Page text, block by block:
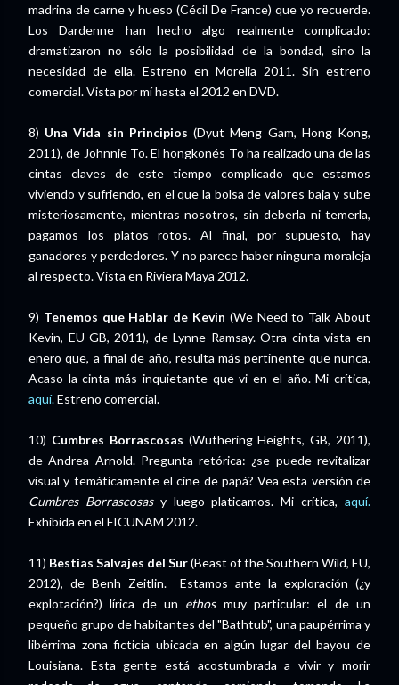
madrina de carne y hueso (Cécil De France) que yo recuerde.
Los Dardenne han hecho algo realmente complicado:
dramatizaron no sólo la posibilidad de la bondad, sino la
necesidad de ella. Estreno en Morelia 2011. Sin estreno
comercial. Vista por mí hasta el 2012 en DVD.
8) Una Vida sin Principios (Dyut Meng Gam, Hong Kong,
2011), de Johnnie To. El hongkonés To ha realizado una de las
cintas claves de este tiempo complicado que estamos
viviendo y sufriendo, en el que la bolsa de valores baja y sube
misteriosamente, mientras nosotros, sin deberla ni temerla,
pagamos los platos rotos. Al final, por supuesto, hay
ganadores y perdedores. Y no parece haber ninguna moraleja
al respecto. Vista en Riviera Maya 2012.
9) Tenemos que Hablar de Kevin (We Need to Talk About
Kevin, EU-GB, 2011), de Lynne Ramsay. Otra cinta vista en
enero que, a final de año, resulta más pertinente que nunca.
Acaso la cinta más inquietante que vi en el año. Mi crítica,
aquí.Estreno comercial.
10) Cumbres Borrascosas (Wuthering Heights, GB, 2011),
de Andrea Arnold. Pregunta retórica: ¿se puede revitalizar
visual y temáticamente el cine de papá? Vea esta versión de
Cumbres Borrascosasy luego platicamos. Mi crítica,aquí.
Exhibida en el FICUNAM 2012.
11) Bestias Salvajes del Sur(Beast of the Southern Wild, EU,
2012), de Benh Zeitlin. Estamos ante la exploración (¿y
explotación?) lírica de un ethosmuy particular: el de un
pequeño grupo de habitantes del "Bathtub", una paupérrima y
libérrima zona ficticia ubicada en algún lugar del bayou de
Louisiana. Esta gente está acostumbrada a vivir y morir